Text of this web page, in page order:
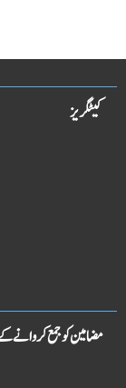
کیٹگریز
مضامین کو جمع کروانے